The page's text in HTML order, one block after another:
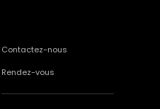
Contactez-nous
Rendez-vous